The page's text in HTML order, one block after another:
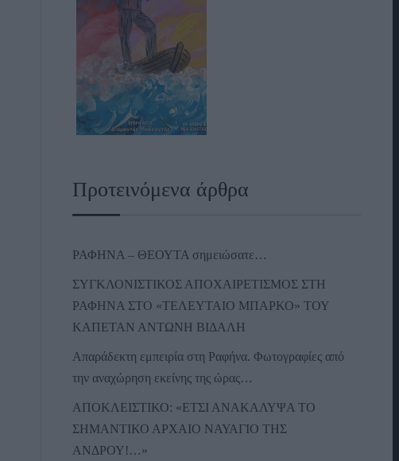
Προτεινόμενα άρθρα
ΡΑΦΗΝΑ – ΘΕΟΥΤΑ σημειώσατε…
ΣΥΓΚΛΟΝΙΣΤΙΚΟΣ ΑΠΟΧΑΙΡΕΤΙΣΜΟΣ ΣΤΗ
ΡΑΦΗΝΑ ΣΤΟ «ΤΕΛΕΥΤΑΙΟ ΜΠΑΡΚΟ» ΤΟΥ
ΚΑΠΕΤΑΝ ΑΝΤΩΝΗ ΒΙΔΑΛΗ
Απαράδεκτη εμπειρία στη Ραφήνα. Φωτογραφίες από
την αναχώρηση εκείνης της ώρας…
ΑΠΟΚΛΕΙΣΤΙΚΟ: «ΕΤΣΙ ΑΝΑΚΑΛΥΨΑ ΤΟ
ΣΗΜΑΝΤΙΚΟ ΑΡΧΑΙΟ ΝΑΥΑΓΙΟ ΤΗΣ
ΑΝΔΡΟΥ!…»